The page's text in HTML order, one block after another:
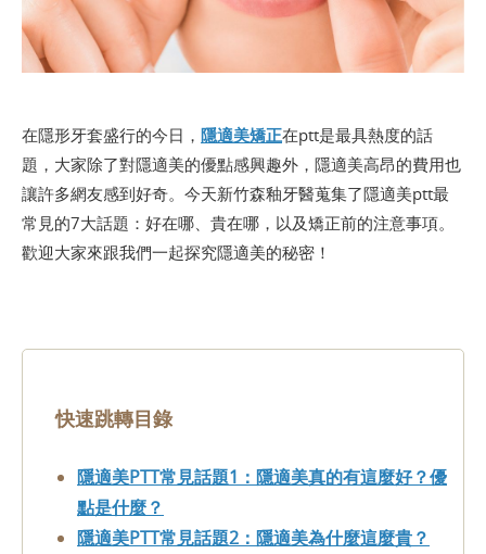
在隱形牙套盛行的今日， 隱適美矯正在ptt是最具熱度的話
題，大家除了對隱適美的優點感興趣外，隱適美高昂的費用也
讓許多網友感到好奇。今天新竹森釉牙醫蒐集了隱適美ptt最
常見的7大話題：好在哪、貴在哪，以及矯正前的注意事項。
歡迎大家來跟我們一起探究隱適美的秘密！
快速跳轉目錄
隱適美PTT常見話題1：隱適美真的有這麼好？優
點是什麼？
隱適美PTT常見話題2：隱適美為什麼這麼貴？